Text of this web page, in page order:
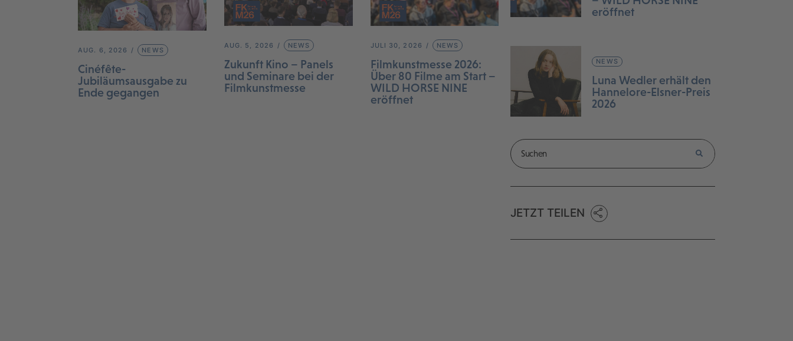
AUG. 6, 2026 NEWS
Cinéfête-
Jubiläumsausgabe zu
Ende gegangen
AUG. 5, 2026 NEWS
Zukunft Kino – Panels
und Seminare bei der
Filmkunstmesse
JULI 30, 2026 NEWS
Filmkunstmesse 2026:
Über 80 Filme am Start –
WILD HORSE NINE
eröffnet
eröffnet
NEWS
Luna Wedler erhält den
Hannelore-Elsner-Preis
2026
JETZT TEILEN